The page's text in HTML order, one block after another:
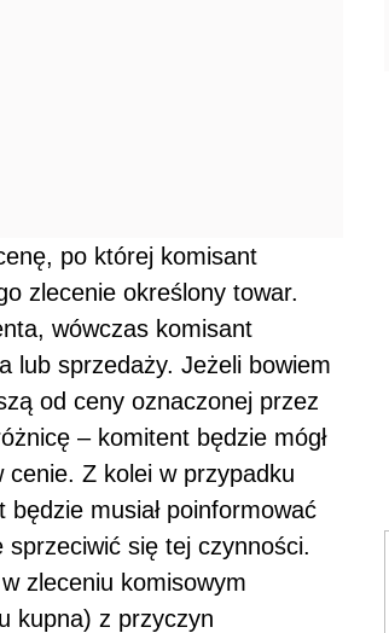
po której komisant
zlecenie określony towar.
wówczas komisant
lub sprzedaży. Jeżeli bowiem
od ceny oznaczonej przez
– komitent będzie mógł
Z kolei w przypadku
musiał poinformować
sprzeciwić się tej czynności.
zleceniu komisowym
kupna) z przyczyn